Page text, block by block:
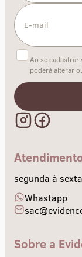
Ao se cadastrar
poderá alterar
segunda à
Whastapp
Sobre a